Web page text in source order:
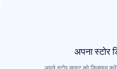
अपना स्टोर